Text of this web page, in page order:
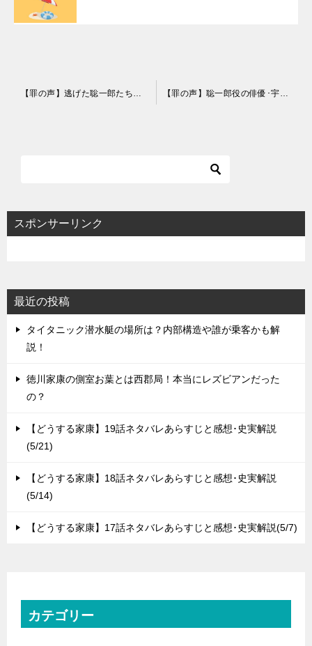
シ
【罪の声】逃げた聡一郎たちが犯人の会社で働いた理由はなぜ？また捕まったの？ 【罪の声】聡一郎役の俳優･宇野祥平が出演するオススメ映画6選！
スポンサーリンク
最近の投稿
タイタニック潜水艇の場所は？内部構造や誰が乗客かも解
説！
徳川家康の側室お葉とは西郡局！本当にレズビアンだった
の？
【どうする家康】19話ネタバレあらすじと感想･史実解説
(5/21)
【どうする家康】18話ネタバレあらすじと感想･史実解説
(5/14)
【どうする家康】17話ネタバレあらすじと感想･史実解説(5/7)
カテゴリー